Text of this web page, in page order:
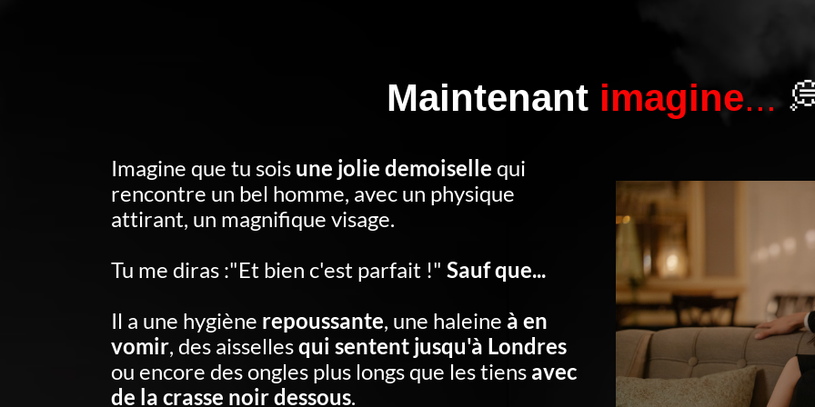
Maintenant imagine...
Imagine que tu sois une jolie demoiselle qui
rencontre un bel homme, avec un physique
attirant, un magnifique visage.
Tu me diras :"Et bien c'est parfait !" Sauf que...
Il a une hygiène repoussante, une haleine à en
vomir, des aissellesqui sentent jusqu'à Londres
ou encore des ongles plus longs que les tiens avec
de la crasse noir dessous.